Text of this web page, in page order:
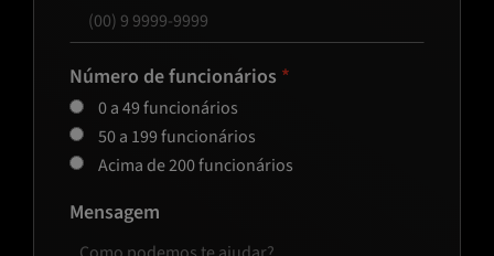
Número de funcionários
0 a 49 funcionários
50 a 199 funcionários
Acima de 200 funcionários
Mensagem